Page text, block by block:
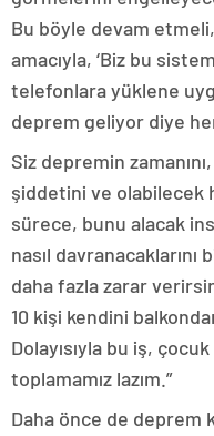
Bu böyle devam
amacıyla, ‘Biz bu
telefonlara yüklene
deprem geliyor diye
Siz depremin
şiddetini ve olabilecek
sürece, bunu alacak
nasıl
daha fazla zarar
10 kişi kendini
Dolayısıyla bu iş, çocuk
toplamamız lazım.”
Daha önce de deprem